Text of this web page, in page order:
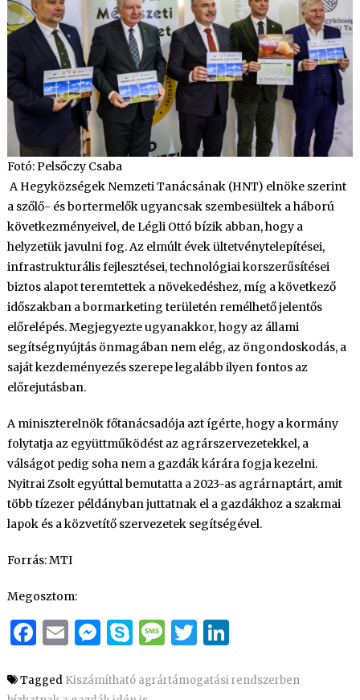
Fotó: Pelsőczy Csaba
A Hegyközségek Nemzeti Tanácsának (HNT) elnöke szerint
a szőlő- és bortermelők ugyancsak szembesültek a háború
következményeivel, de Légli Ottó bízik abban, hogy a
helyzetük javulni fog. Az elmúlt évek ültetvénytelepítései,
infrastrukturális fejlesztései, technológiai korszerűsítései
biztos alapot teremtettek a növekedéshez, míg a következő
időszakban a bormarketing területén remélhető jelentős
előrelépés. Megjegyezte ugyanakkor, hogy az állami
segítségnyújtás önmagában nem elég, az öngondoskodás, a
saját kezdeményezés szerepe legalább ilyen fontos az
előrejutásban.
A miniszterelnök főtanácsadója azt ígérte, hogy a kormány
folytatja az együttműködést az agrárszervezetekkel, a
válságot pedig soha nem a gazdák kárára fogja kezelni.
Nyitrai Zsolt egyúttal bemutatta a 2023-as agrárnaptárt, amit
több tízezer példányban juttatnak el a gazdákhoz a szakmai
lapok és a közvetítő szervezetek segítségével.
Forrás: MTI
Megosztom:
Facebook
Email
Messenger
Skype
Message
Twitter
LinkedIn
Tagged Kiszámítható agrártámogatási rendszerben